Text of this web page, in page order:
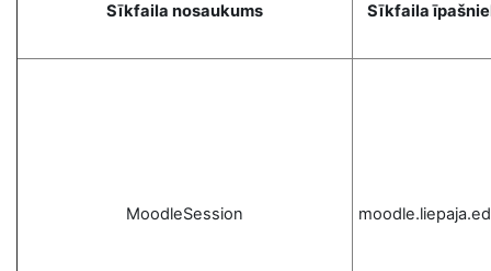
Sīkfaila nosaukums Sīkfaila
MoodleSession